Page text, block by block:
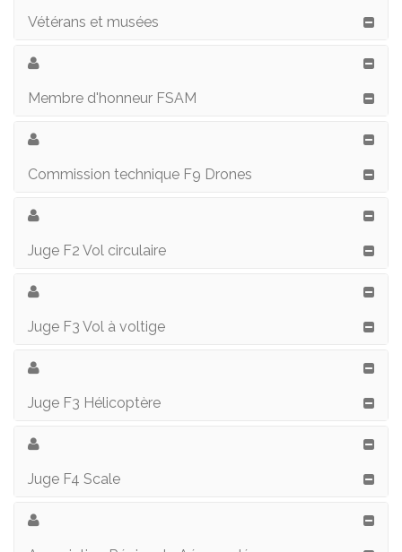
Vétérans et musées
Membre d'honneur FSAM
Commission technique F9 Drones
Juge F2 Vol circulaire
Juge F3 Vol à voltige
Juge F3 Hélicoptère
Juge F4 Scale